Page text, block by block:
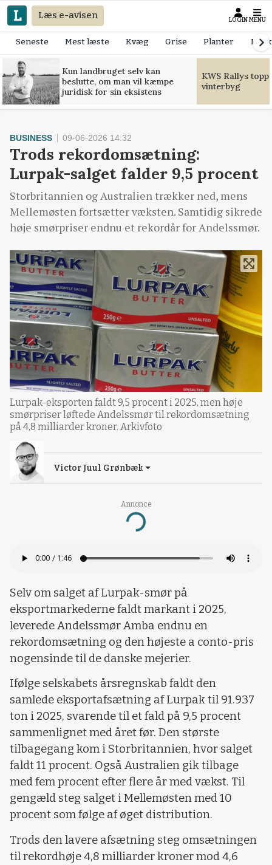
Læs e-avisen LOGIN MENU
Seneste Mest læste Kvæg Grise Planter
Kun landbruget selv kan
beslutte, om man vil kæmpe
juridisk for sin eksistens
KWS Rallys
vinterbyg
Annonce
Loading...
BUSINESS 09-06-2026 14:32
Trods rekordomsætning:
Lurpak-salget falder 9,5 procent
Storbritannien og Australien trækker ned, mens
Mellemøsten fortsætter væksten. Samtidig sikrede
høje smørpriser endnu et rekordår for Andelssmør.
Lurpak-eksporten faldt 9,5 procent i 2025, men høje
smørpriser løftede Andelssmør til rekordomsætning
på 4,8 milliarder kroner. Arkivfoto
Victor Juul Grønbæk
Selv om salget af Lurpak-smør på
eksportmarkederne faldt markant i 2025,
leverede Andelssmør Amba endnu en
rekordomsætning og den højeste a conto-pris
nogensinde til de danske mejerier.
Ifølge selskabets årsregnskab faldt den
samlede eksportafsætning af Lurpak til 91.937
ton i 2025, svarende til et fald på 9,5 procent
sammenlignet med året før. Den største
tilbagegang kom i Storbritannien, hvor salget
faldt 11 procent. Også Australien gik tilbage
med fem procent efter flere år med vækst. Til
gengæld steg salget i Mellemøsten med 10
procent som følge af øget distribution.
Trods den lavere afsætning steg omsætningen
til rekordhøje 4,8 milliarder kroner mod 4,6